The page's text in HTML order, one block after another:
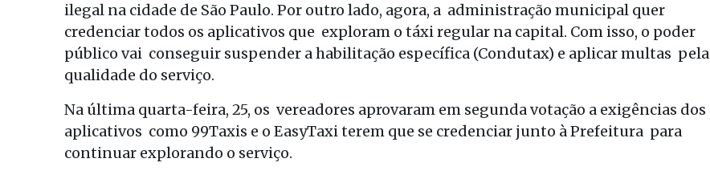
ilegal na cidade de São Paulo. Por outro lado, agora, a administração municipal quer
credenciar todos os aplicativos que exploram o táxi regular na capital. Com isso, o poder
público vai conseguir suspender a habilitação específica (Condutax) e aplicar multas pela
qualidade do serviço.
Na última quarta-feira, 25, os vereadores aprovaram em segunda votação a exigências dos
aplicativos como 99Taxis e o EasyTaxi terem que se credenciar junto à Prefeitura para
continuar explorando o serviço.